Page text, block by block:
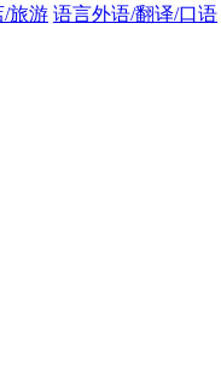
/旅游 语言外语/翻译/口语